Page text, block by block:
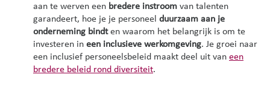
aan te werven een bredere instroom van talenten
garandeert, hoe je je personeel duurzaam aan je
onderneming bindten waarom het belangrijk is om te
investeren in een inclusieve werkomgeving. Je groei naar
een inclusief personeelsbeleid maakt deel uit van een
bredere beleid rond diversiteit.